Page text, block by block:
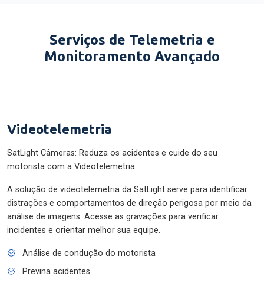
Serviços de Telemetria e
Monitoramento Avançado
Videotelemetria
SatLight Câmeras: Reduza os acidentes e cuide do seu
motorista com a Videotelemetria.
A solução de videotelemetria da SatLight serve para identificar
distrações e comportamentos de direção perigosa por meio da
análise de imagens. Acesse as gravações para verificar
incidentes e orientar melhor sua equipe.
Análise de condução do motorista
Previna acidentes